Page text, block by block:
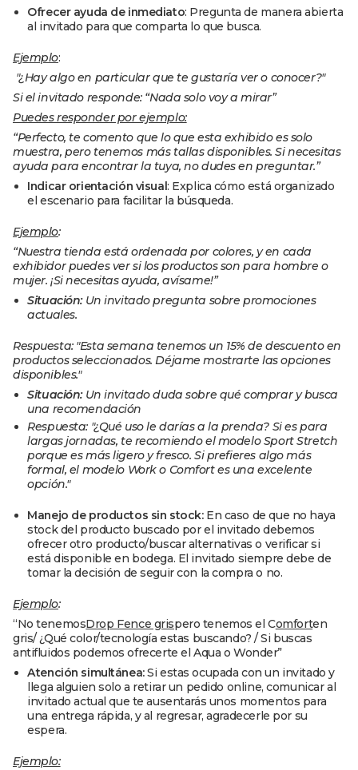
Ofrecer ayuda de inmediato: Pregunta de manera abierta
al invitado para que comparta lo que busca.
Ejemplo:
"¿Hay algo en particular que te gustaría ver o conocer?"
Si el invitado responde: “Nada solo voy a mirar”
Puedes responder por ejemplo:
“Perfecto, te comento que lo que esta exhibido es solo
muestra, pero tenemos más tallas disponibles. Si necesitas
ayuda para encontrar la tuya, no dudes en preguntar.”
Indicar orientación visual: Explica cómo está organizado
el escenario para facilitar la búsqueda.
Ejemplo:
“Nuestra tienda está ordenada por colores, y en cada
exhibidor puedes ver si los productos son para hombre o
mujer. ¡Si necesitas ayuda, avísame!”
Situación:Un invitado pregunta sobre promociones
actuales.
Respuesta: "Esta semana tenemos un 15% de descuento en
productos seleccionados. Déjame mostrarte las opciones
disponibles."
Situación:Un invitado duda sobre qué comprar y busca
una recomendación
Respuesta: "¿Qué uso le darías a la prenda? Si es para
largas jornadas, te recomiendo el modelo Sport Stretch
porque es más ligero y fresco. Si prefieres algo más
formal, el modelo Work o Comfort es una excelente
opción."
Manejo de productos sin stock: En caso de que no haya
stock del producto buscado por el invitado debemos
ofrecer otro producto/buscar alternativas o verificar si
está disponible en bodega. El invitado siempre debe de
tomar la decisión de seguir con la compra o no.
Ejemplo:
“No tenemosDrop Fence grispero tenemos el Comforten
gris/ ¿Qué color/tecnología estas buscando? / Si buscas
antifluidos podemos ofrecerte el Aqua o Wonder”
Atención simultánea:Si estas ocupada con un invitado y
llega alguien solo a retirar un pedido online, comunicar al
invitado actual que te ausentarás unos momentos para
una entrega rápida, y al regresar, agradecerle por su
espera.
Ejemplo: